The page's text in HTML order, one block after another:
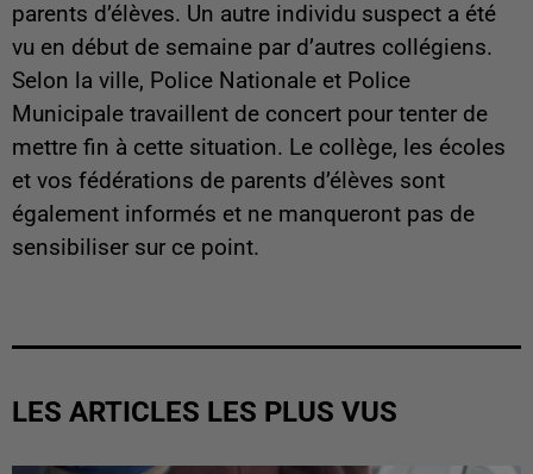
parents d’élèves‎. Un autre individu suspect a été
vu en début de semaine par d’autres collégiens.
Selon la ville, Police Nationale et Police
Municipale travaillent de concert pour tenter de
mettre fin à cette situation. Le collège, les écoles
et vos fédérations de parents d’élèves sont
également informés et ne manqueront pas de
sensibiliser sur ce point.
LES ARTICLES LES PLUS VUS